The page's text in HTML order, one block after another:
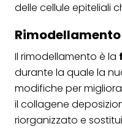
delle cellule epiteliali
Rimodellamento
Il rimodellamento è la
durante la quale la
modifiche per
il collagene
riorganizzato e